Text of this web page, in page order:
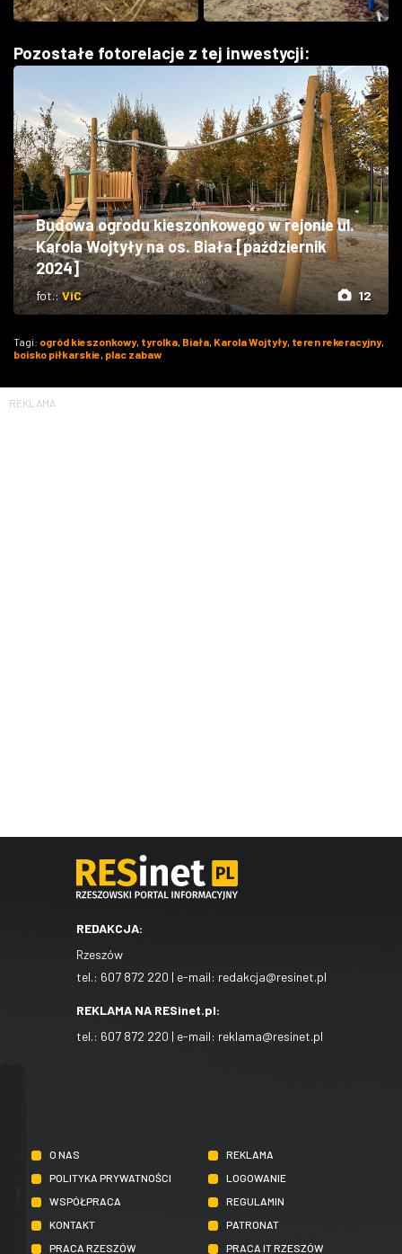
Pozostałe fotorelacje z tej inwestycji:
Budowa ogrodu kieszonkowego w rejonie ul.
Karola Wojtyły na os. Biała [październik
2024]
fot.:ViC 12
Tagi: ogród kieszonkowy, tyrolka, Biała, Karola Wojtyły, teren rekeracyjny,
boisko piłkarskie, plac zabaw
REKLAMA
REDAKCJA:
Rzeszów
tel.: 607 872 220 | e-mail: redakcja@resinet.pl
REKLAMA NA RESinet.pl:
tel.: 607 872 220 | e-mail: reklama@resinet.pl
O NAS
REKLAMA
POLITYKA PRYWATNOŚCI
LOGOWANIE
WSPÓŁPRACA
REGULAMIN
KONTAKT
PATRONAT
PRACA RZESZÓW
PRACA IT RZESZÓW